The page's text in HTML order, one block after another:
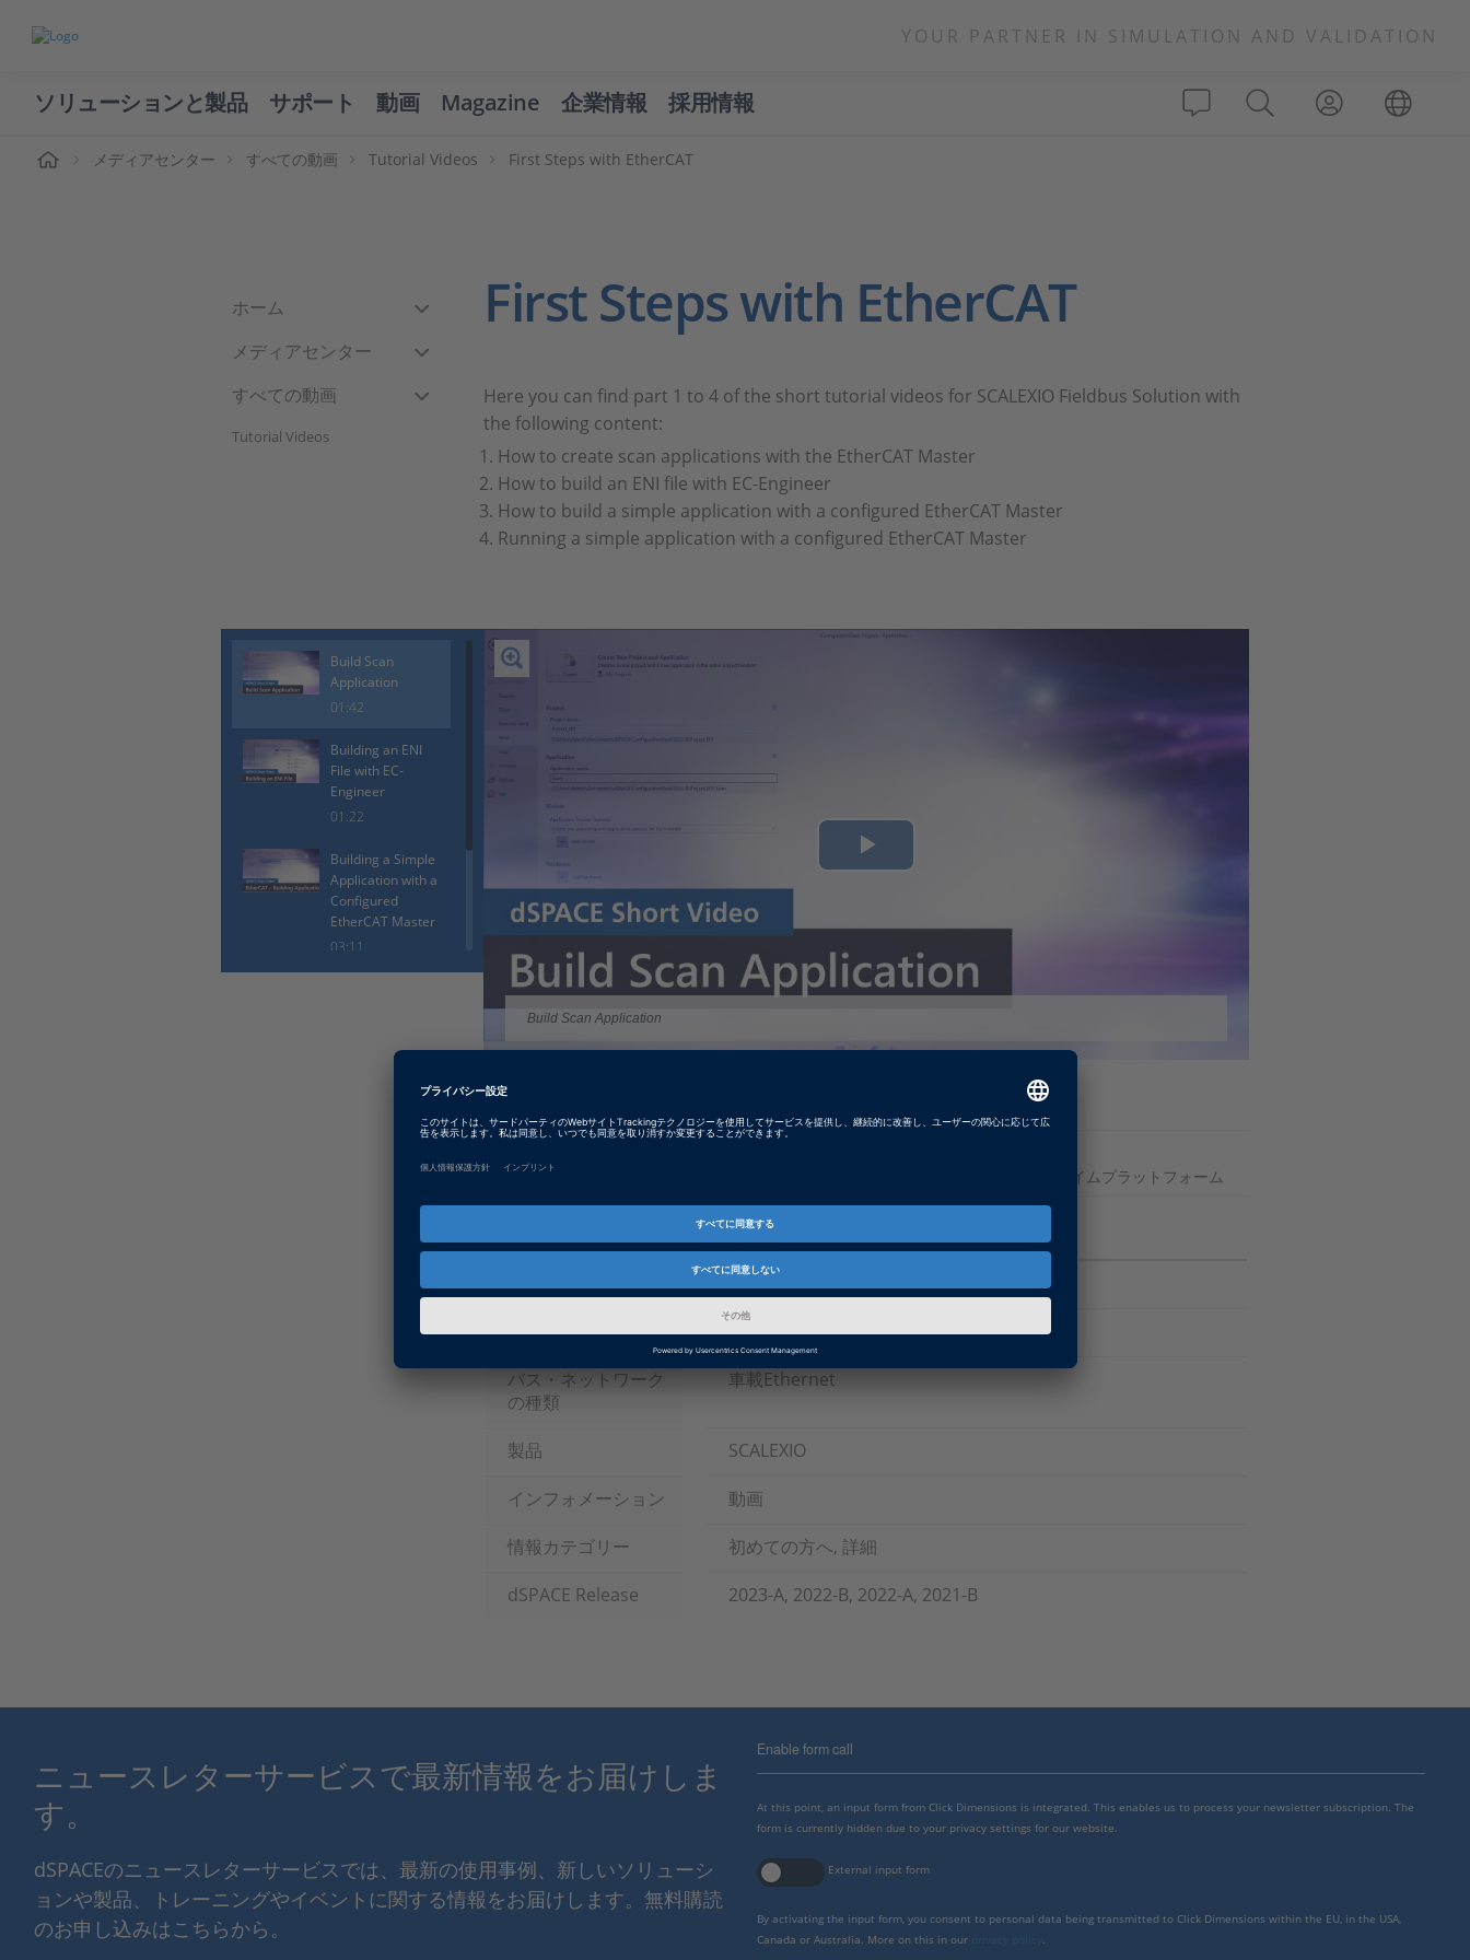
YOUR PARTNER IN SIMULATION AND VALIDATION
ソリューションと製品 サポート 動画 Magazine 企業情報 採用情報
メディアセンター すべての動画 Tutorial Videos First Steps with EtherCAT
ホーム
メディアセンター
すべての動画
Tutorial Videos
First Steps with EtherCAT
Here you can find part 1 to 4 of the short tutorial videos for SCALEXIO Fieldbus Solution with
the following content:
How to create scan applications with the EtherCAT Master
How to build an ENI file with EC-Engineer
How to build a simple application with a configured EtherCAT Master
Running a simple application with a configured EtherCAT Master
Play
Build Scan Application
Build Scan
Application
01:42
Building an ENI
File with EC-
Engineer
01:22
Building a Simple
Application with a
Configured
EtherCAT Master
03:11
EtherCAT Master
RCPおよびHILアプリケーション用のスケーラブルなモジュール型リアルタイムプラットフォーム
Tags
Date
2023-07-24
動画
チュートリアル動画
バス・ネットワーク
の種類
車載Ethernet
製品
SCALEXIO
インフォメーション
動画
情報カテゴリー
初めての方へ, 詳細
dSPACE Release
2023-A, 2022-B, 2022-A, 2021-B
ニュースレターサービスで最新情報をお届けしま
す。
dSPACEのニュースレターサービスでは、最新の使用事例、新しいソリューシ
ョンや製品、トレーニングやイベントに関する情報をお届けします。無料購読
のお申し込みはこちらから。
Enable form call
At this point, an input form from Click Dimensions is integrated. This enables us to process your newsletter subscription. The
form is currently hidden due to your privacy settings for our website.
External input form
By activating the input form, you consent to personal data being transmitted to Click Dimensions within the EU, in the USA,
Canada or Australia. More on this in our